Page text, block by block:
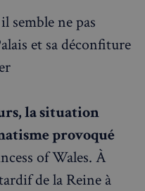
semble ne pas
et sa déconfiture
la situation
provoqué
of Wales. À
de la Reine à